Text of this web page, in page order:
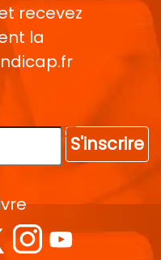
recevez
la
S'inscrire